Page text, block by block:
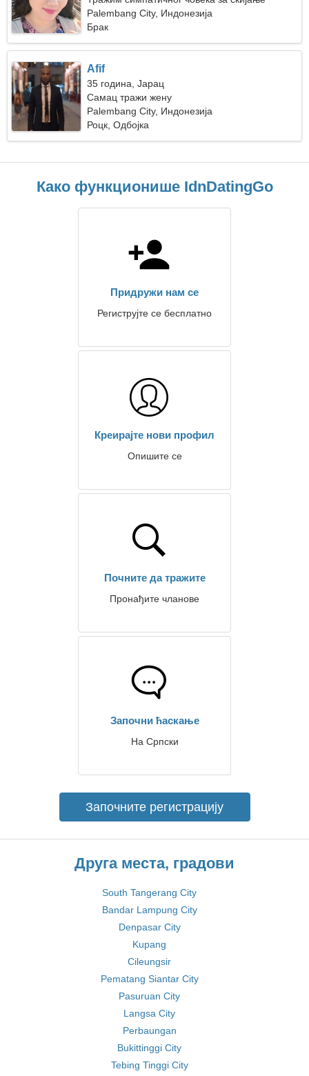
Palembang City, Индонезија
Брак
Afif
35 година, Јарац
Самац тражи жену
Palembang City, Индонезија
Роцк, Одбојка
Како функционише IdnDatingGo
Придружи нам се
Региструјте се бесплатно
Креирајте нови профил
Опишите се
Почните да тражите
Пронађите чланове
Започни ћаскање
На Српски
Започните регистрацију
Друга места, градови
South Tangerang City
Bandar Lampung City
Denpasar City
Kupang
Cileungsir
Pematang Siantar City
Pasuruan City
Langsa City
Perbaungan
Bukittinggi City
Tebing Tinggi City